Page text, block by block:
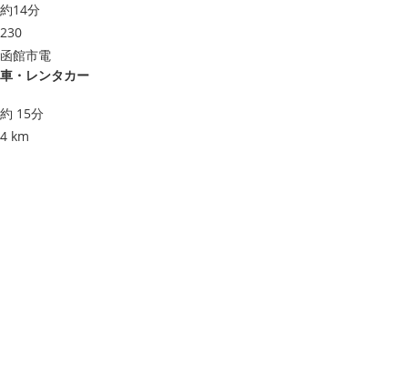
約14分
230
函館市電
車・レンタカー
約 15分
4 km